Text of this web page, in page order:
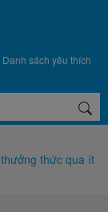
Danh sách yêu thích
thức qua ít